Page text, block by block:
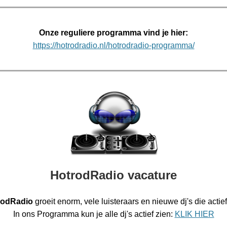
Onze reguliere programma vind je hier:
https://hotrodradio.nl/hotrodradio-programma/
HotrodRadio vacature
groeit enorm, vele luisteraars en nieuwe dj's die
In ons Programma kun je alle dj's actief zien: KLIK HIER